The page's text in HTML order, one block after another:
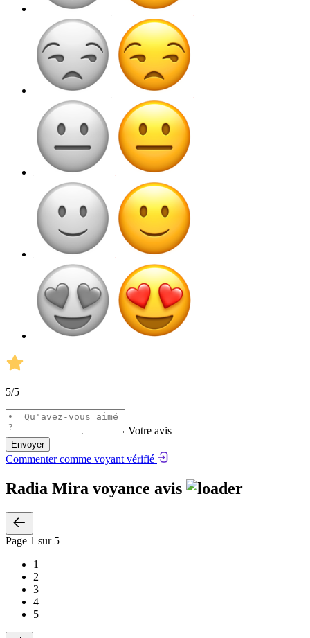
5/5
Votre avis
Envoyer
Commenter comme voyant vérifié
Radia Mira voyance avis
Page 1 sur 5
1
2
3
4
5